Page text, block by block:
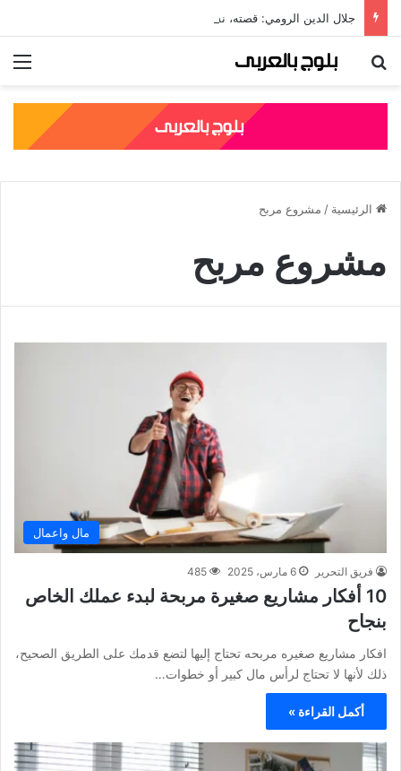
جلال الدين الرومي: قصته، نسبه، وأشهر مؤلفاته الصوفية
بحث عن
الرئيسية / مشروع مربح
مشروع مربح
مال واعمال
فريق التحرير 6 مارس، 2025 485
10 أفكار مشاريع صغيرة مربحة لبدء عملك الخاص
بنجاح
افكار مشاريع صغيره مربحه تحتاج إليها لتضع قدمك على الطريق الصحيح،
ذلك لأنها لا تحتاج لرأس مال كبير أو خطوات…
أكمل القراءة »